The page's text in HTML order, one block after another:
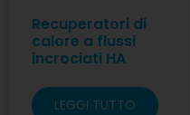
Recuperatori di
calore a flussi
incrociati HA
LEGGI TUTTO